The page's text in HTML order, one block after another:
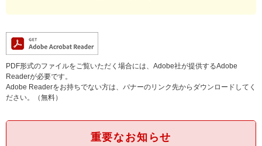
PDF形式のファイルをご覧いただく場合には、Adobe社が提供するAdobe
Readerが必要です。
Adobe Readerをお持ちでない方は、バナーのリンク先からダウンロードしてく
ださい。（無料）
重要なお知らせ